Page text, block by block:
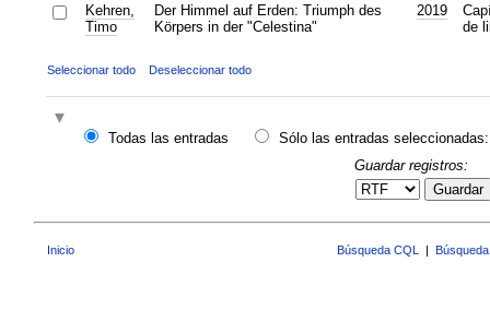
Kehren,
Timo
Der Himmel auf Erden: Triumph des
Körpers in der "Celestina"
2019
de
Seleccionar todo Deseleccionar todo
Todas las entradas
Sólo las entradas seleccionadas:
Guardar registros:
Guardar
Inicio Búsqueda CQL